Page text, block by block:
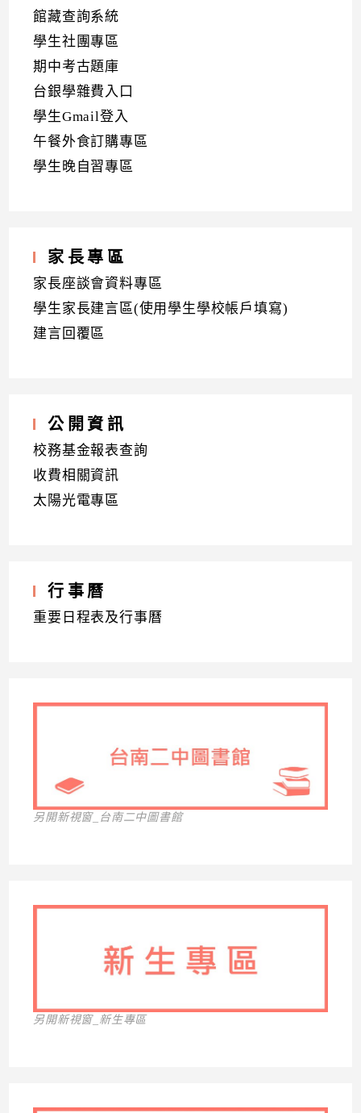
館藏查詢系統
學生社團專區
期中考古題庫
台銀學雜費入口
學生Gmail登入
午餐外食訂購專區
學生晚自習專區
家長專區
家長座談會資料專區
學生家長建言區(使用學生學校帳戶填寫)
建言回覆區
公開資訊
校務基金報表查詢
收費相關資訊
太陽光電專區
行事曆
重要日程表及行事曆
另開新視窗_台南二中圖書館
另開新視窗_新生專區